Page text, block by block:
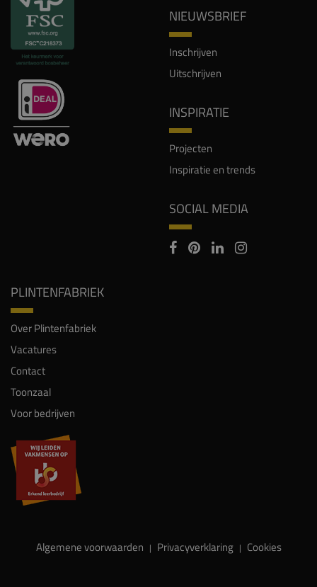
NIEUWSBRIEF
Inschrijven
Uitschrijven
INSPIRATIE
Projecten
Inspiratie en trends
SOCIAL MEDIA
PLINTENFABRIEK
Over Plintenfabriek
Vacatures
Contact
Toonzaal
Voor bedrijven
Algemene voorwaarden | Privacyverklaring | Cookies